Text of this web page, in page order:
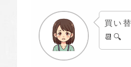
買い
📆🔍